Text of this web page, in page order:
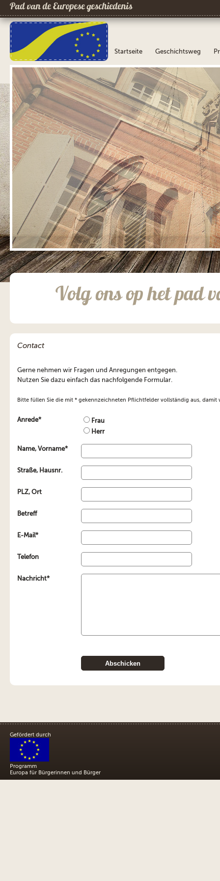
Pad van de Europese geschiedenis
Startseite Geschichtsweg
;
Volg ons op het pad
Contact
Gerne nehmen wir Fragen und Anregungen entgegen.
Nutzen Sie dazu einfach das nachfolgende Formular.
Bitte füllen Sie die mit * gekennzeichneten Pflichtfelder vollständig aus, damit
Anrede*
Frau
Herr
Name, Vorname*
Straße, Hausnr.
PLZ, Ort
Betreff
E-Mail*
Telefon
Nachricht*
Gefördert durch
Programm
Europa für Bürgerinnen und Bürger